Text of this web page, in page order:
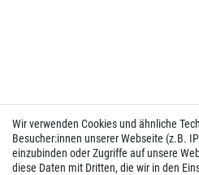
Wir verwenden Cookies und ähnliche
Besucher:innen unserer Webseite (z.B.
einzubinden oder Zugriffe auf unsere
diese Daten mit Dritten, die wir in den